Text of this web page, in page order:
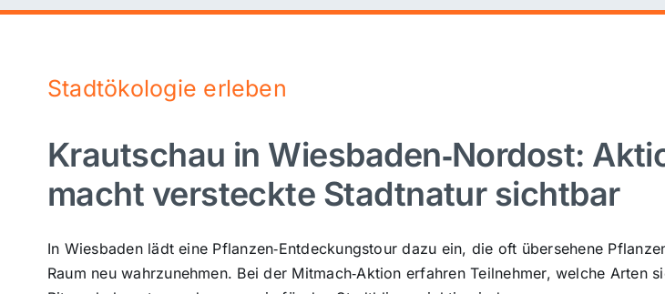
Stadtökologie erleben
Krautschau in Wiesbaden‑Nordost:
macht versteckte Stadtnatur sichtbar
In Wiesbaden lädt eine Pflanzen‑Entdeckungstour dazu ein, die oft übersehene
Raum neu wahrzunehmen. Bei der Mitmach‑Aktion erfahren Teilnehmer, welche Arten